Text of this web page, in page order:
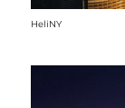
HeliNY